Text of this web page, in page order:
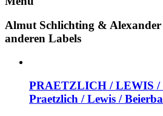
Almut Schlichting & Alexander
anderen Labels
PRAETZLICH / LEWIS
Praetzlich / Lewis /